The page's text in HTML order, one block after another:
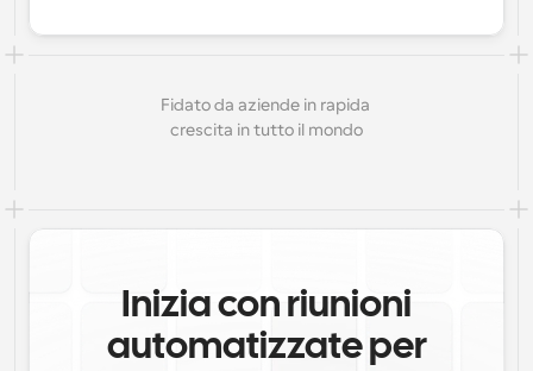
Fidato da aziende in rapida
crescita in tutto il mondo
Inizia con riunioni
automatizzate per